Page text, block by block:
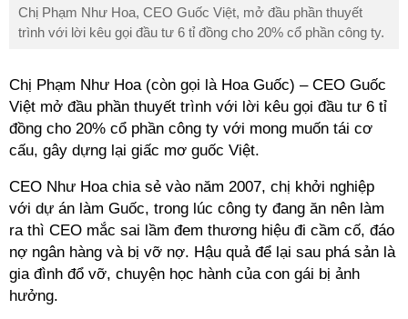
Chị Phạm Như Hoa, CEO Guốc Việt, mở đầu phần thuyết
trình với lời kêu gọi đầu tư 6 tỉđồng cho 20% cổ phần công ty.
Chị Phạm Như Hoa (còn gọi là Hoa Guốc) – CEO Guốc
Việt mở đầu phần thuyết trình với lời kêu gọi đầu tư 6 tỉ
đồng cho 20% cổ phần công ty với mong muốn tái cơ
cấu, gây dựng lại giấc mơ guốc Việt.
CEO Như Hoa chia sẻ vào năm 2007, chị khởi nghiệp
với dự án làm Guốc, trong lúc công ty đang ăn nên làm
ra thì CEO mắc sai lầm đem thương hiệu đi cầm cố, đáo
nợ ngân hàng và bị vỡ nợ. Hậu quả để lại sau phá sản là
gia đình đổ vỡ, chuyện học hành của con gái bị ảnh
hưởng.